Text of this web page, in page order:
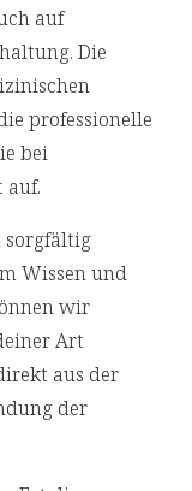
auf
Die
professionelle
bei
auf.
sorgfältig
Wissen und
wir
Art
aus der
der